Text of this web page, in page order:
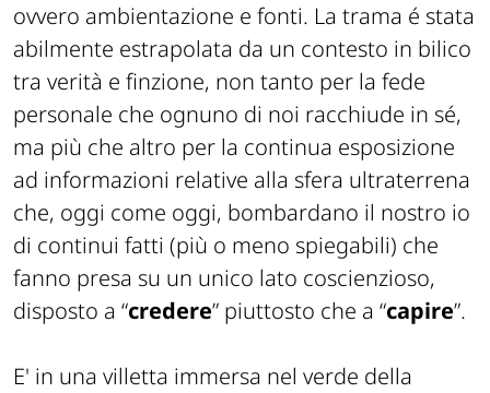
ovvero ambientazione e fonti. La trama é stata
abilmente estrapolata da un contesto in bilico
tra verità e finzione, non tanto per la fede
personale che ognuno di noi racchiude in sé,
ma più che altro per la continua esposizione
ad informazioni relative alla sfera ultraterrena
che, oggi come oggi, bombardano il nostro io
di continui fatti (più o meno spiegabili) che
fanno presa su un unico lato coscienzioso,
disposto a “credere” piuttosto che a “capire”.
E' in una villetta immersa nel verde della